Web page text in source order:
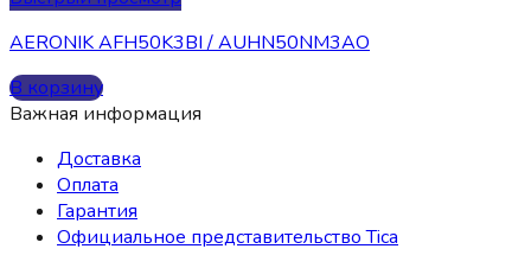
AERONIK AFH50K3BI / AUHN50NM3AO
В корзину
Важная информация
Доставка
Оплата
Гарантия
Официальное представительство Tica